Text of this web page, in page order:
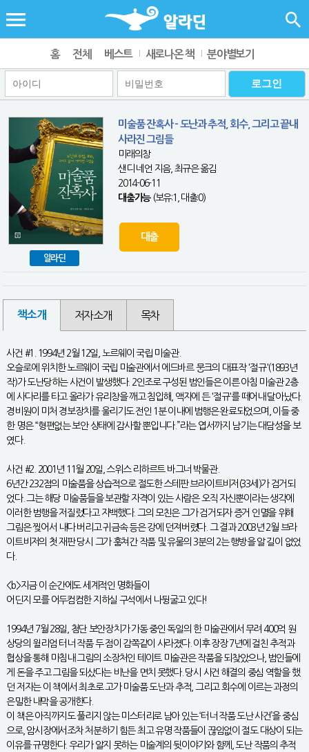
홈 전체 베스트 새로나온 책 분야별보기
알라딘
미술품 잔혹사 - 도난과 추적, 회수, 그리고 끝내
사라진 그림들
미래의창
샌디 네언 지음, 최규은 옮김
2014-06-11
대출가능(보유:1, 대출:0)
대출
책소개 저자소개 목차
사건 #1. 1994년 2월 12일, 노르웨이 국립 미술관.
오슬로에 위치한 노르웨이 국립 미술관에서 에드바르 뭉크의 대표작 '절규'(1893년
작)가 도난당하는 사건이 발생했다. 2인조로 구성된 범인들은 이른 아침 미술관 2층
에 사다리를 타고 올라가 유리창을 깨고 침입해, 액자에 든 '절규'를 떼어내 달아났다.
경비원이 미처 경보장치를 울리기도 전인 1분 이내에 범행은 완료되었으며, 이들 중
한 명은 “형편없는 보안 상태에 감사할 뿐입니다.”라는 엽서까지 남기는 대담성을 보
였다.
사건 #2. 2001년 11월 20일, 스위스 리하르트 바그너 박물관.
6년간 232점의 미술품을 상습적으로 절도한 스테판 브라이트비저(33세)가 검거되
었다. 그는 해당 미술품들을 보관할 자격이 있는 사람은 오직 자신뿐이라는 생각에
이러한 범행을 저질렀다고 자백했다. 그의 모친은 그가 검거되자 증거 인멸을 위해
그림은 찢어서 내다 버리고 귀금속 등은 강에 던져버렸다. 그 결과 2003년 2월 브라
이트비저의 첫 재판 당시 그가 훔쳐간 작품 및 유물의 3분의 2는 행방을 알 길이 없었
다.
<b>지금 이 순간에도 세계적인 명화들이
어딘지 모를 어두컴컴한 지하실 구석에서 나뒹굴고 있다!
1994년 7월 28일, 첨단 보안장치가 가동 중인 독일의 한 미술관에서 무려 400억 원
상당의 윌리엄 터너 작품 두 점이 감쪽같이 사라졌다. 이후 장장 7년에 걸친 추적과
협상을 통해 마침내 그림의 소장처인 테이트 미술관은 작품을 되찾았으나, 범인들에
게 돈을 주고 그림을 되샀다는 비난을 면치 못했다. 당시 사건 해결의 중심 역할을 했
던 저자는 이 책에서 최초로 고가 미술품 도난과 추적, 그리고 회수에 이르는 과정의
은밀한 내막을 공개한다.
이 책은 아직까지도 풀리지 않는 미스터리로 남아 있는 ‘터너 작품 도난 사건’을 중심
으로, 암시장에서조차 처분하기 힘든 최고 유명 작품들이 끊임없이 절도 대상이 되는
이유를 규명한다. 우리가 알지 못하는 미술계의 뒷이야기와 함께, 도난 작품의 추적